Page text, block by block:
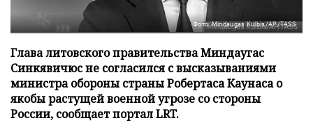
Фото: Mindaugas Kulbis/AP/TASS
Глава литовского правительства Миндаугас
Синкявичюс не согласился с высказываниями
министра обороны страны Робертаса Каунаса о
якобы растущей военной угрозе со стороны
России, сообщает портал LRT.